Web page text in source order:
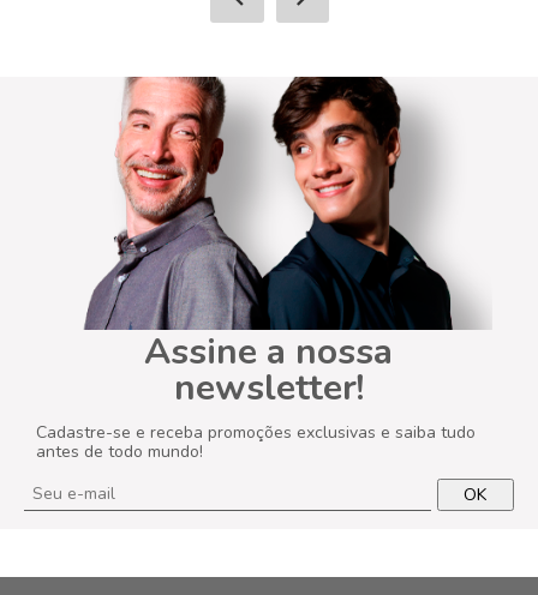
Assine a nossa
newsletter!
Cadastre-se e receba promoções exclusivas e saiba tudo
antes de todo mundo!
OK